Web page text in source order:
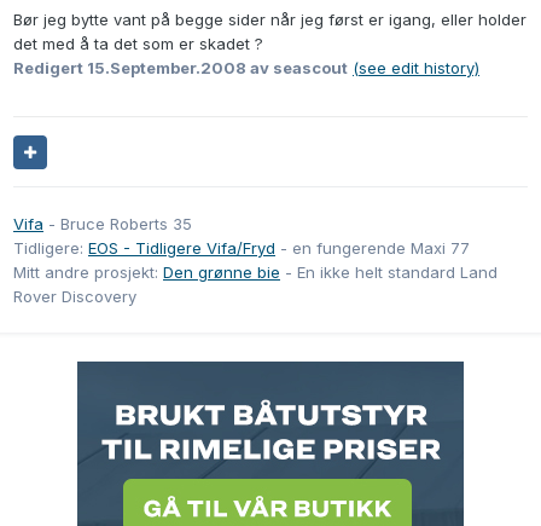
Bør jeg bytte vant på begge sider når jeg først er igang, eller holder
det med å ta det som er skadet ?
Redigert 15.September.2008 av seascout (see edit history)
Vifa - Bruce Roberts 35
Tidligere: EOS - Tidligere Vifa/Fryd - en fungerende Maxi 77
Mitt andre prosjekt: Den grønne bie - En ikke helt standard Land
Rover Discovery